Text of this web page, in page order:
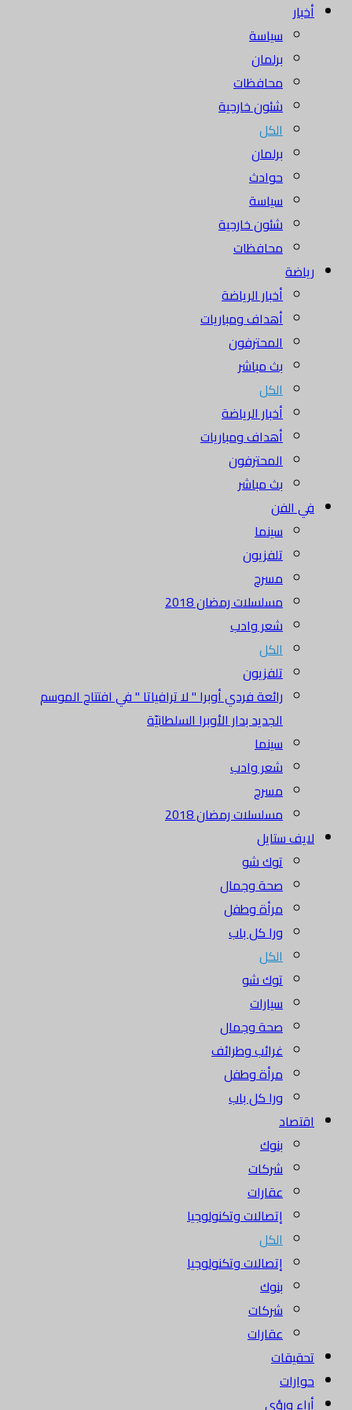
أخبار
سياسة
برلمان
محافظات
شئون خارجية
الكل
برلمان
حوادث
سياسة
شئون خارجية
محافظات
رياضة
أخبار الرياضة
أهداف ومباريات
المحترفون
بث مباشر
الكل
أخبار الرياضة
أهداف ومباريات
المحترفون
بث مباشر
في الفن
سينما
تلفزيون
مسرح
مسلسلات رمضان 2018
شعر وادب
الكل
تلفزيون
رائعة فردي أوبرا " لا ترافياتا " في افتتاح الموسم
الجديد بدار الأوبرا السلطانيّة
سينما
شعر وادب
مسرح
مسلسلات رمضان 2018
لايف ستايل
توك شو
صحة وجمال
مرأة وطفل
ورا كل باب
الكل
توك شو
سيارات
صحة وجمال
غرائب وطرائف
مرأة وطفل
ورا كل باب
اقتصاد
بنوك
شركات
عقارات
إتصالات وتكنولوجيا
الكل
إتصالات وتكنولوجيا
بنوك
شركات
عقارات
تحقيقات
حوارات
أراء ورؤى